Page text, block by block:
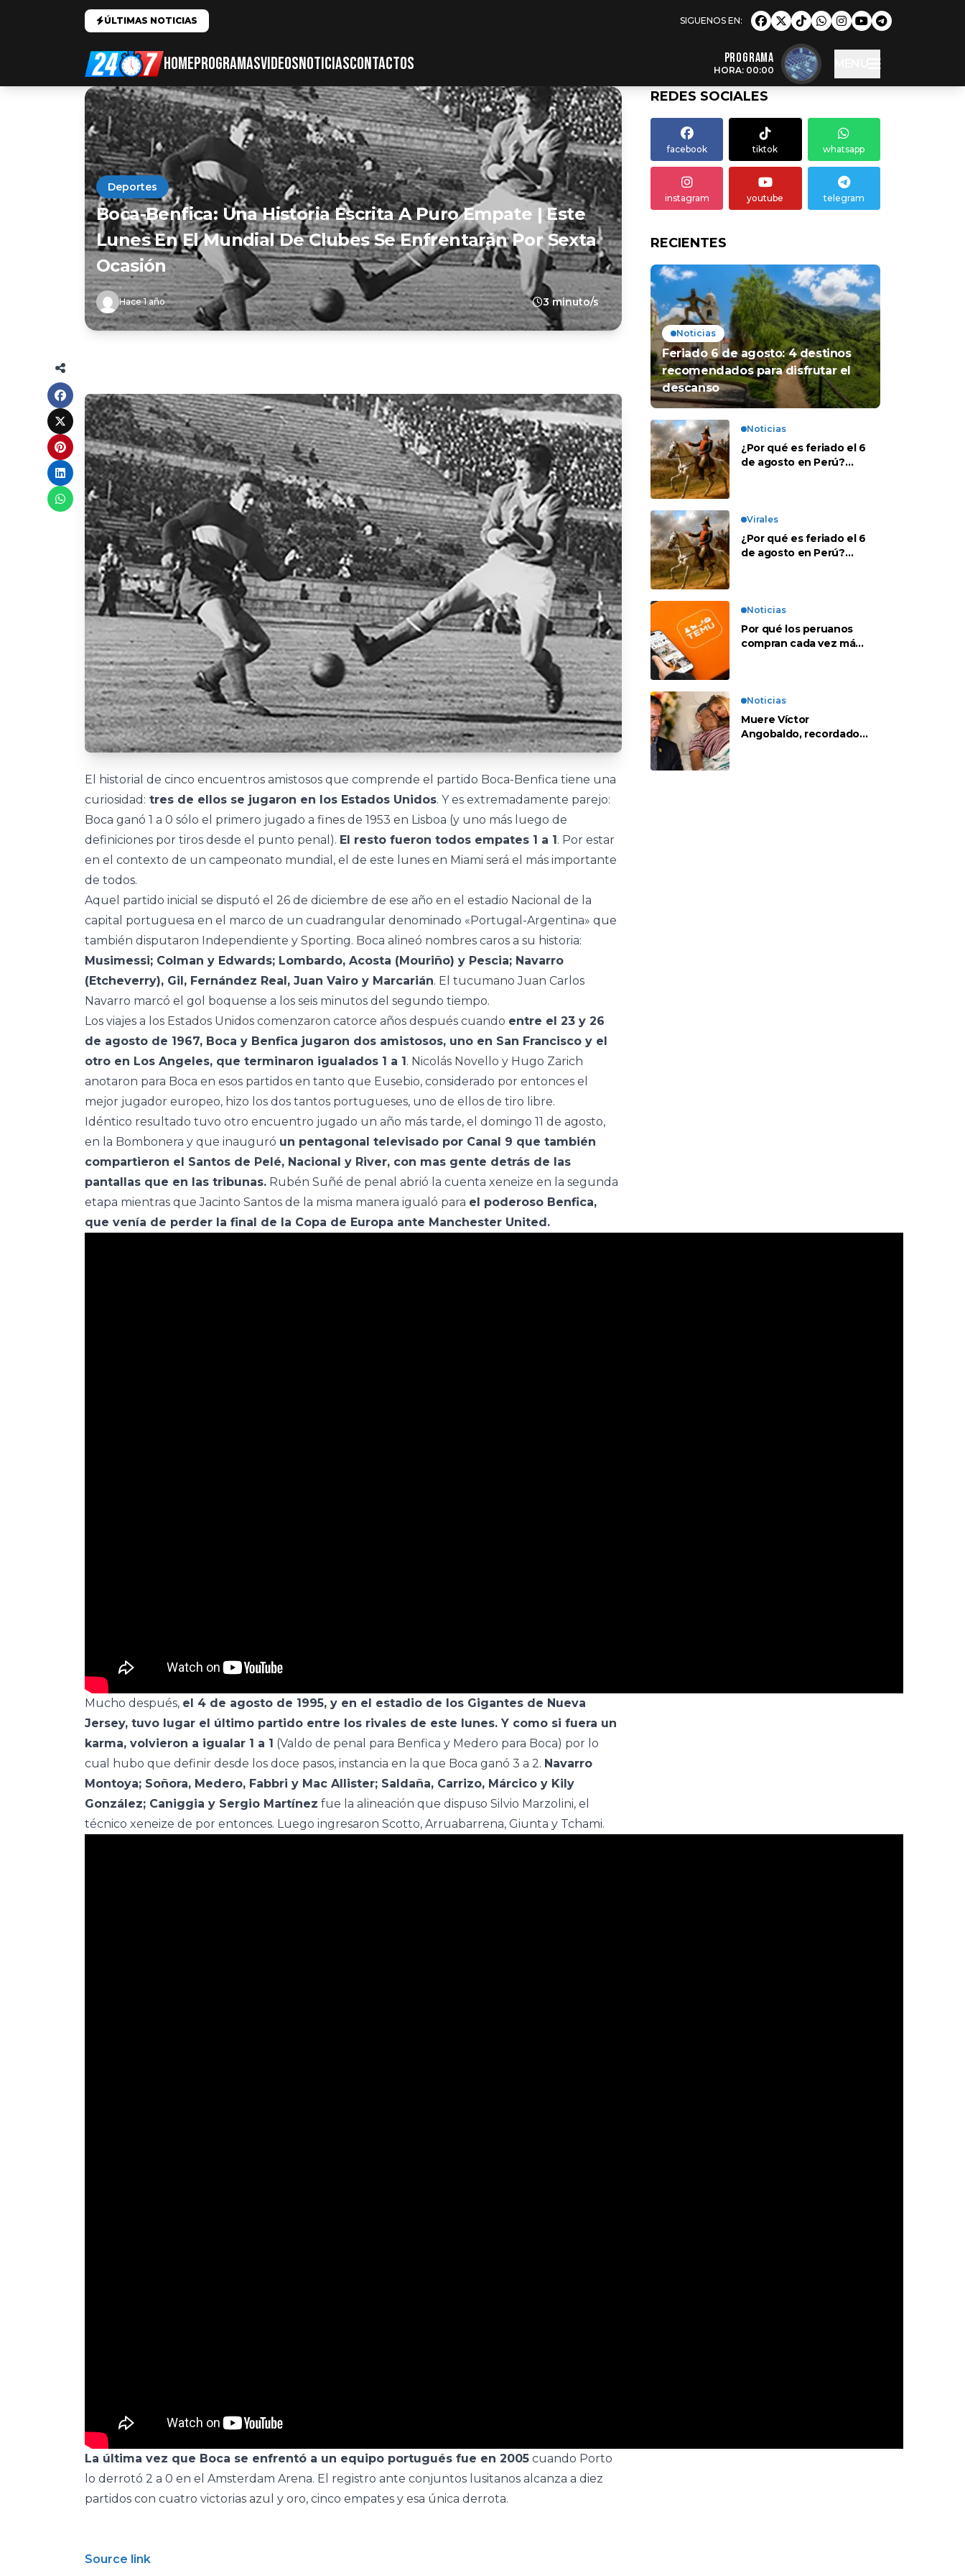
ÚLTIMAS NOTICIAS
HOMEPROGRAMASVIDEOSNOTICIASCONTACTOS Programa
HORA: 00:00
Deportes
Boca-Benfica: Una Historia Escrita A Puro Empate | Este
Lunes En El Mundial De Clubes Se Enfrentarán Por Sexta
Ocasión
Hace 1 año 3 minuto/s
El historial de cinco encuentros amistosos que comprende el partido Boca-Benfica tiene una
curiosidad: tres de ellos se jugaron en los Estados Unidos. Y es extremadamente parejo:
Boca ganó 1 a 0 sólo el primero jugado a fines de 1953 en Lisboa (y uno más luego de
definiciones por tiros desde el punto penal). El resto fueron todos empates 1 a 1. Por estar
en el contexto de un campeonato mundial, el de este lunes en Miami será el más importante
de todos.
Aquel partido inicial se disputó el 26 de diciembre de ese año en el estadio Nacional de la
capital portuguesa en el marco de un cuadrangular denominado «Portugal-Argentina» que
también disputaron Independiente y Sporting. Boca alineó nombres caros a su historia:
Musimessi; Colman y Edwards; Lombardo, Acosta (Mouriño) y Pescia; Navarro
(Etcheverry), Gil, Fernández Real, Juan Vairo y Marcarián. El tucumano Juan Carlos
Navarro marcó el gol boquense a los seis minutos del segundo tiempo.
Los viajes a los Estados Unidos comenzaron catorce años después cuando entre el 23 y 26
de agosto de 1967, Boca y Benfica jugaron dos amistosos, uno en San Francisco y el
otro en Los Angeles, que terminaron igualados 1 a 1. Nicolás Novello y Hugo Zarich
anotaron para Boca en esos partidos en tanto que Eusebio, considerado por entonces el
mejor jugador europeo, hizo los dos tantos portugueses, uno de ellos de tiro libre.
Idéntico resultado tuvo otro encuentro jugado un año más tarde, el domingo 11 de agosto,
en la Bombonera y que inauguró un pentagonal televisado por Canal 9 que también
compartieron el Santos de Pelé, Nacional y River, con mas gente detrás de las
pantallas que en las tribunas. Rubén Suñé de penal abrió la cuenta xeneize en la segunda
etapa mientras que Jacinto Santos de la misma manera igualó para el poderoso Benfica,
que venía de perder la final de la Copa de Europa ante Manchester United.
Mucho después, el 4 de agosto de 1995, y en el estadio de los Gigantes de Nueva
Jersey, tuvo lugar el último partido entre los rivales de este lunes. Y como si fuera un
karma, volvieron a igualar 1 a 1 (Valdo de penal para Benfica y Medero para Boca) por lo
cual hubo que definir desde los doce pasos, instancia en la que Boca ganó 3 a 2. Navarro
Montoya; Soñora, Medero, Fabbri y Mac Allister; Saldaña, Carrizo, Márcico y Kily
González; Caniggia y Sergio Martínez fue la alineación que dispuso Silvio Marzolini, el
técnico xeneize de por entonces. Luego ingresaron Scotto, Arruabarrena, Giunta y Tchami.
La última vez que Boca se enfrentó a un equipo portugués fue en 2005 cuando Porto
lo derrotó 2 a 0 en el Amsterdam Arena. El registro ante conjuntos lusitanos alcanza a diez
partidos con cuatro victorias azul y oro, cinco empates y esa única derrota.
Source link
REDES SOCIALES
facebook tiktok whatsapp
instagram youtube telegram
RECIENTES
Noticias
Feriado 6 de agosto: 4 destinos
recomendados para disfrutar el
descanso
Noticias
¿Por qué es feriado el 6
de agosto en Perú?
Virales
¿Por qué es feriado el 6
de agosto en Perú?
Noticias
Por qué los peruanos
compran cada vez más
Noticias
Muere Víctor
Angobaldo, recordado